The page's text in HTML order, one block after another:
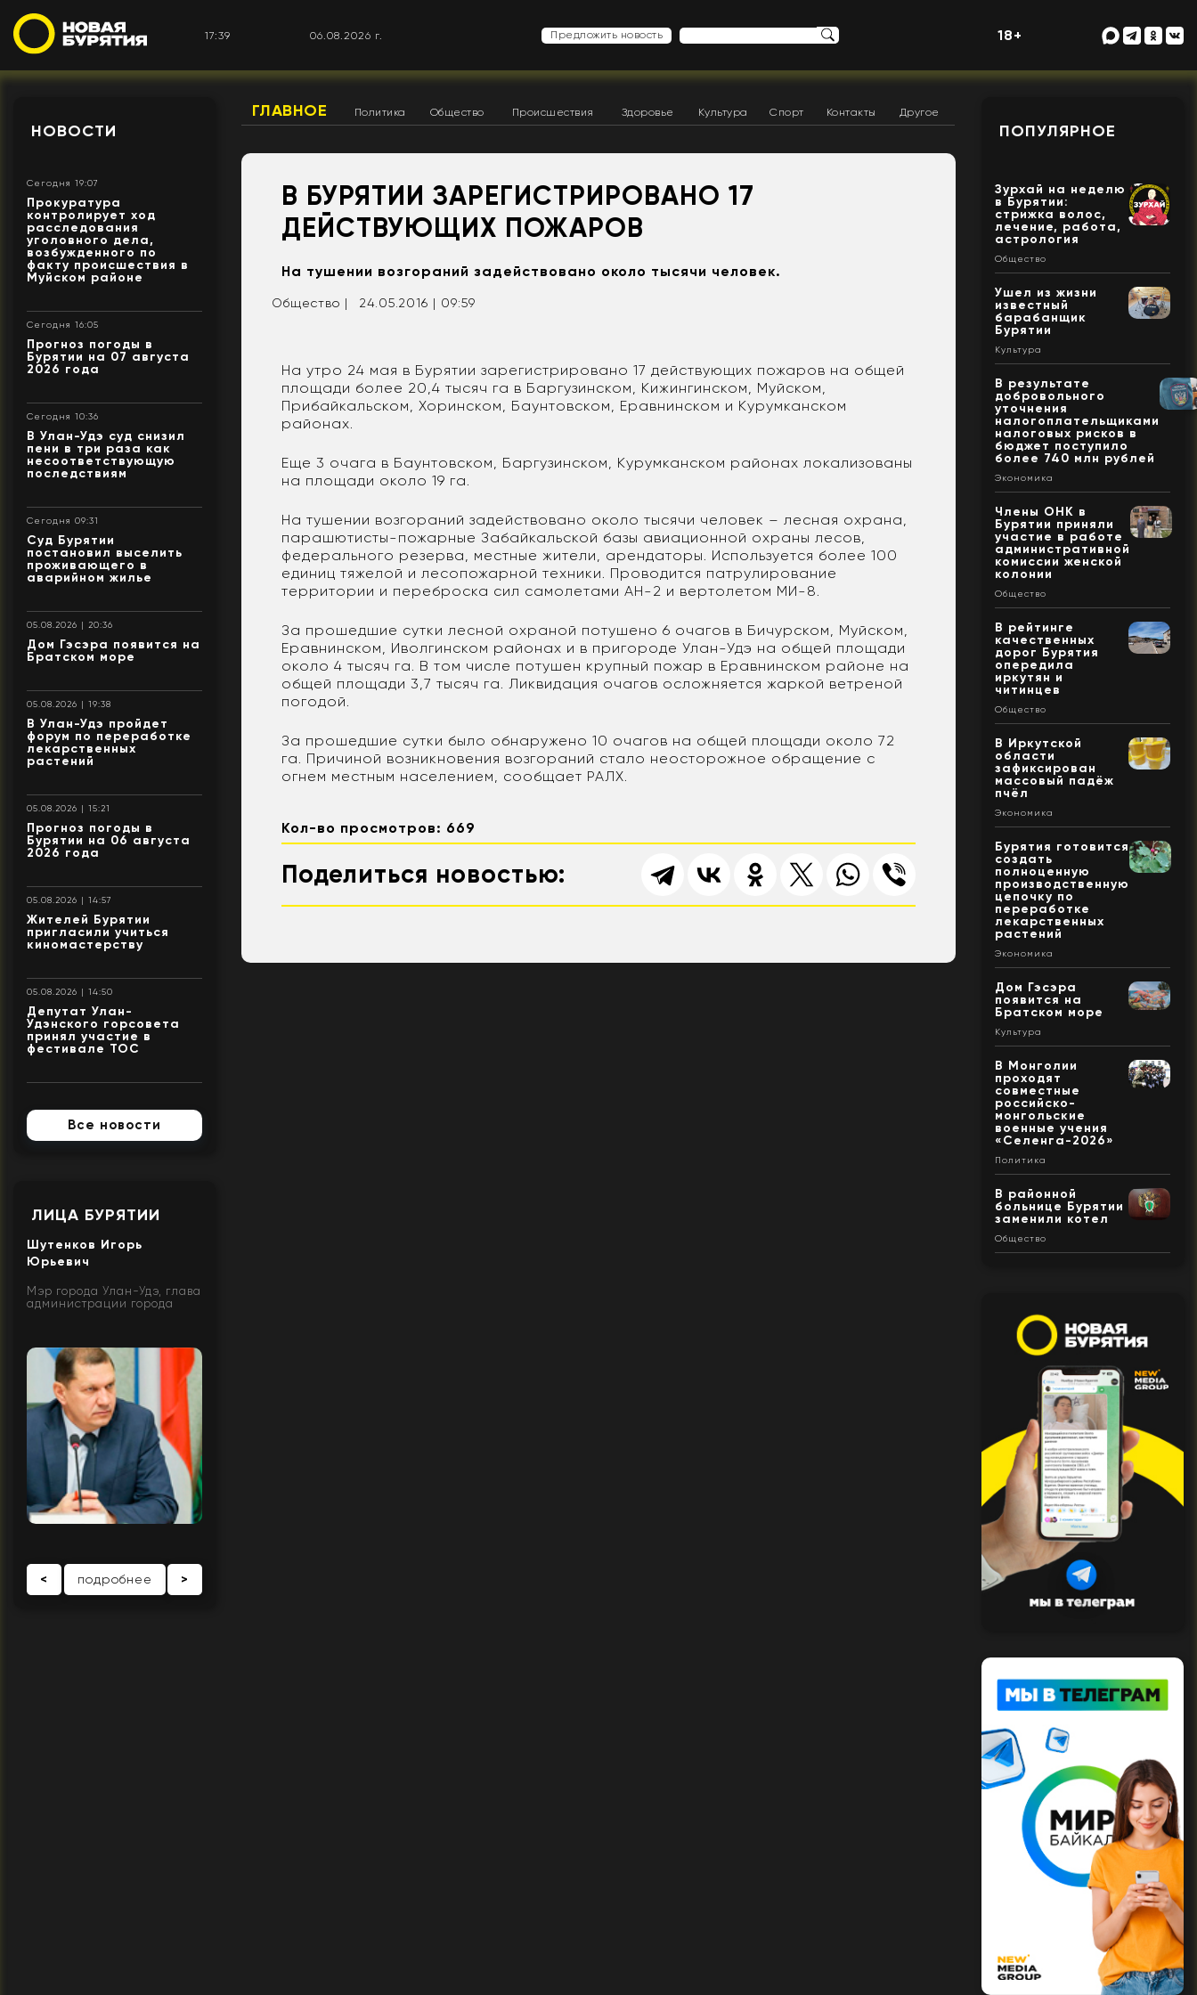
17:39 06.08.2026 г. Предложить новость 18+
НОВОСТИ
Сегодня 19:07
Прокуратура
контролирует ход
расследования
уголовного дела,
возбужденного по
факту происшествия в
Муйском районе
Сегодня 16:05
Прогноз погоды в
Бурятии на 07 августа
2026 года
Сегодня 10:36
В Улан-Удэ суд снизил
пени в три раза как
несоответствующую
последствиям
Сегодня 09:31
Суд Бурятии
постановил выселить
проживающего в
аварийном жилье
05.08.2026 | 20:36
Дом Гэсэра появится на
Братском море
05.08.2026 | 19:38
В Улан-Удэ пройдет
форум по переработке
лекарственных
растений
05.08.2026 | 15:21
Прогноз погоды в
Бурятии на 06 августа
2026 года
05.08.2026 | 14:57
Жителей Бурятии
пригласили учиться
киномастерству
05.08.2026 | 14:50
Депутат Улан-
Удэнского горсовета
принял участие в
фестивале ТОС
Все новости
ЛИЦА БУРЯТИИ
Шутенков Игорь
Юрьевич
Мэр города Улан-Удэ, глава
администрации города
< подробнее >
ГЛАВНОЕ Политика Общество Происшествия Здоровье Культура Спорт Контакты Другое
В БУРЯТИИ ЗАРЕГИСТРИРОВАНО 17
ДЕЙСТВУЮЩИХ ПОЖАРОВ
На тушении возгораний задействовано около тысячи человек.
Общество | 24.05.2016 | 09:59
На утро 24 мая в Бурятии зарегистрировано 17 действующих пожаров на общей
площади более 20,4 тысяч га в Баргузинском, Кижингинском, Муйском,
Прибайкальском, Хоринском, Баунтовском, Еравнинском и Курумканском
районах.
Еще 3 очага в Баунтовском, Баргузинском, Курумканском районах локализованы
на площади около 19 га.
На тушении возгораний задействовано около тысячи человек – лесная охрана,
парашютисты-пожарные Забайкальской базы авиационной охраны лесов,
федерального резерва, местные жители, арендаторы. Используется более 100
единиц тяжелой и лесопожарной техники. Проводится патрулирование
территории и переброска сил самолетами АН-2 и вертолетом МИ-8.
За прошедшие сутки лесной охраной потушено 6 очагов в Бичурском, Муйском,
Еравнинском, Иволгинском районах и в пригороде Улан-Удэ на общей площади
около 4 тысяч га. В том числе потушен крупный пожар в Еравнинском районе на
общей площади 3,7 тысяч га. Ликвидация очагов осложняется жаркой ветреной
погодой.
За прошедшие сутки было обнаружено 10 очагов на общей площади около 72
га. Причиной возникновения возгораний стало неосторожное обращение с
огнем местным населением, сообщает РАЛХ.
Кол-во просмотров: 669
Поделиться новостью:
ПОПУЛЯРНОЕ
Зурхай на неделю
в Бурятии:
стрижка волос,
лечение, работа,
астрология
Общество
Ушел из жизни
известный
барабанщик
Бурятии
Культура
В результате
добровольного
уточнения
налогоплательщиками
налоговых рисков в
бюджет поступило
более 740 млн рублей
Экономика
Члены ОНК в
Бурятии приняли
участие в работе
административной
комиссии женской
колонии
Общество
В рейтинге
качественных
дорог Бурятия
опередила
иркутян и
читинцев
Общество
В Иркутской
области
зафиксирован
массовый падёж
пчёл
Экономика
Бурятия готовится
создать
полноценную
производственную
цепочку по
переработке
лекарственных
растений
Экономика
Дом Гэсэра
появится на
Братском море
Культура
В Монголии
проходят
совместные
российско-
монгольские
военные учения
«Селенга-2026»
Политика
В районной
больнице Бурятии
заменили котел
Общество